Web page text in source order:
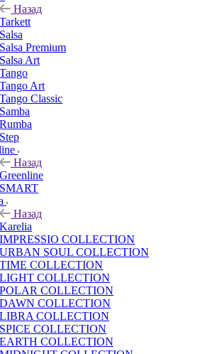
Назад
Tarkett
Salsa
Salsa Premium
Salsa Art
Tango
Tango Art
Tango Classic
Samba
Rumba
Step
Назад
Greenline
SMART
Назад
Karelia
IMPRESSIO COLLECTION
URBAN SOUL COLLECTION
TIME COLLECTION
LIGHT COLLECTION
POLAR COLLECTION
DAWN COLLECTION
LIBRA COLLECTION
SPICE COLLECTION
EARTH COLLECTION